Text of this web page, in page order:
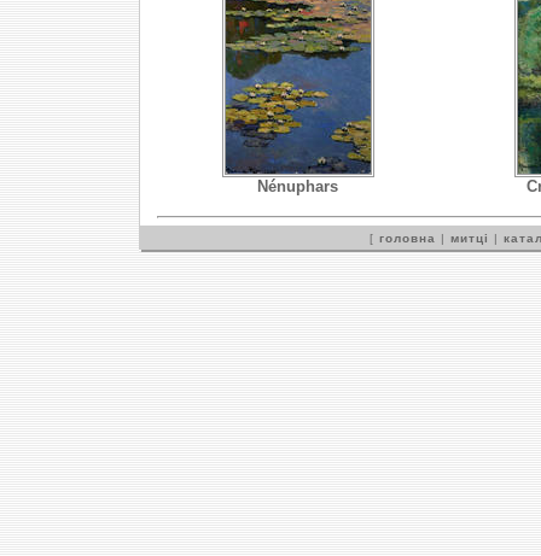
Nénuphars
[ головна | митці |